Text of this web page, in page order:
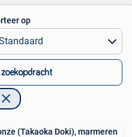
op
zoekopdracht
(Takaoka Doki), marmeren